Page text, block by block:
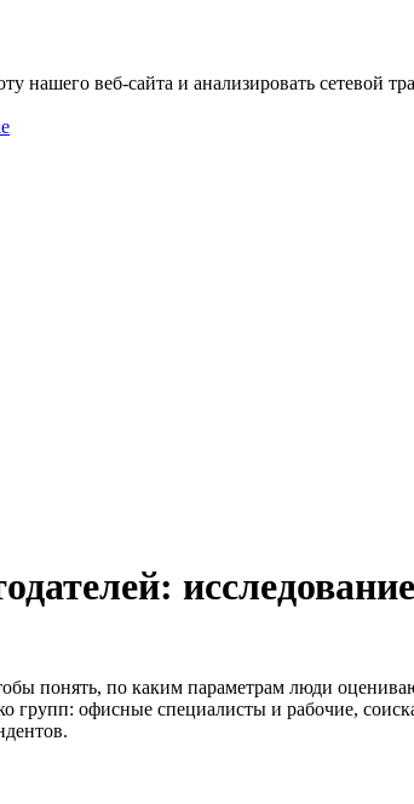
нашего веб-сайта и анализировать сетевой
понять, по каким параметрам люди
групп: офисные специалисты и рабочие,